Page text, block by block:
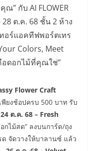
ณ” กับ AI FLOWER
28 ต.ค. 68 ชั้น 2 ห้าง
อร์แอคทีฟพอร์ตเทร
Colors, Meet
อดอกไม้ที่คุณใช่”
Flower Craft
เพียงช้อปครบ 500 บาท รับ
24 ต.ค. 68 – Fresh
กไม้สด” ลงบนการ์ด/ถุง
จัดวางให้บาลานซ์ แล้ว